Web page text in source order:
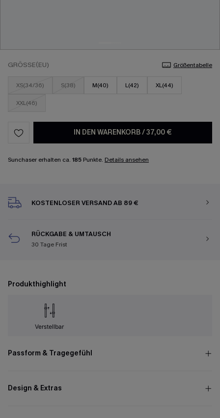
GRÖSSE(EU) Größentabelle
XS(34/36) S(38) M(40) L(42) XL(44)
XXL(46)
IN DEN WARENKORB/37,00 €
Sunchaser erhalten ca. 185 Punkte. Details ansehen
KOSTENLOSER VERSAND AB 89 €
RÜCKGABE & UMTAUSCH
30 Tage Frist
Produkthighlight
Verstellbar
Passform & Tragegefühl
Design & Extras